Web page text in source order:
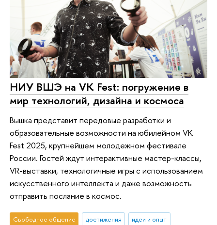
НИУ ВШЭ на VK Fest: погружение в
мир технологий, дизайна и космоса
Вышка представит передовые разработки и
образовательные возможности на юбилейном VK
Fest 2025, крупнейшем молодежном фестивале
России. Гостей ждут интерактивные мастер-классы,
VR-выставки, технологичные игры с использованием
искусственного интеллекта и даже возможность
отправить послание в космос.
Свободное общение достижения
идеи и опыт